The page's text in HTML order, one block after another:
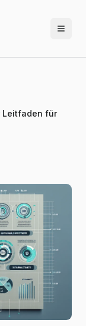
Leitfaden für